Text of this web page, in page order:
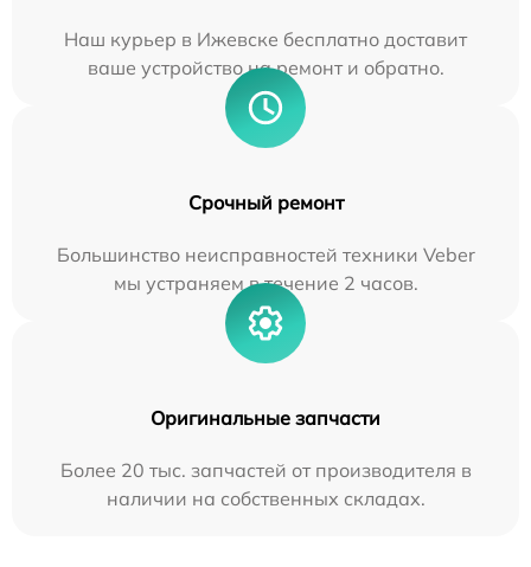
Наш курьер в Ижевске бесплатно доставит
ваше устройство на ремонт и обратно.
Срочный ремонт
Большинство неисправностей техники Veber
мы устраняем в течение 2 часов.
Оригинальные запчасти
Более 20 тыс. запчастей от производителя в
наличии на собственных складах.